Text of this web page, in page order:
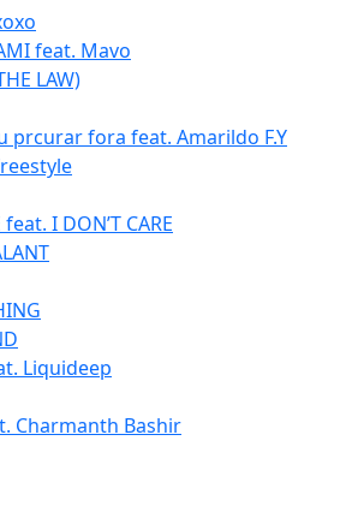
feat. Mavo
LAW)
prcurar fora feat. Amarildo F.Y
I DON’T CARE
Liquideep
Charmanth Bashir